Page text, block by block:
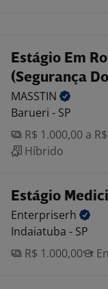
Estágio Em
(Segurança
MASSTIN
Barueri - SP
R$ 1.000,00 a
Híbrido
Estágio
Enterpriserh
Indaiatuba - SP
R$ 1.000,00